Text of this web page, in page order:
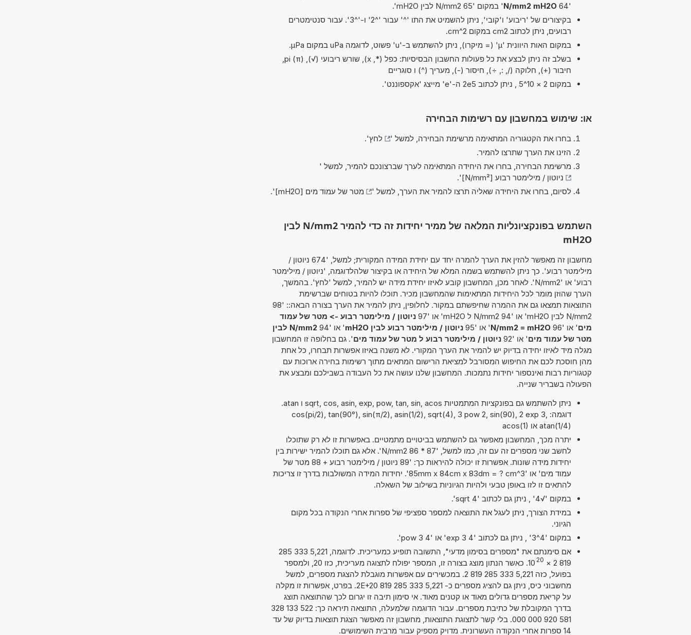
'64
N/mm2 mH2O' במקום '65 N/mm2 לבין mH2O'.
בקיצורים של 'ריבוע' ו'קובי', ניתן להשמיט את התו '^' עבור '^2' ו-'^3'. עבור סנטימטרים
רבועים, ניתן לכתוב cm2 במקום cm^2.
במקום האות היוונית 'µ' (= מיקרו), ניתן להשתמש ב-'u' פשוט, לדוגמה uPa במקום µPa.
חיבור (+), חלוקה (/, :, ÷), חיסור (-), מעריך (^) ו סוגריים
במקום 2 × 10^5 , ניתן לכתוב 2e5 ה-'e' מייצג 'אקספוננט'.
או: שימוש במחשבון עם רשימות הבחירה
בחרו את הקטגוריה המתאימה מרשימת הבחירה, למשל ' לחץ'.
הזינו את הערך שתרצו להמיר.
מרשימת הבחירה, בחרו את היחידה המתאימה לערך שברצונכם להמיר, למשל '
ניוטון / מילימטר רבוע [N/mm²]
'.
לסיום, בחרו את היחידה שאליה תרצו להמיר את הערך, למשל '
מטר של עמוד מים [mH2O] '.
השתמש בפונקציונליות המלאה של ממיר יחידות זה כדי להמיר N/mm2 לבין
mH2O
מחשבון זה מאפשר להזין את הערך להמרה יחד עם יחידת המידה המקורית; למשל, '674 ניוטון /
מילימטר רבוע'. כך ניתן להשתמש בשמה המלא של היחידה או בקיצור שלהלדוגמה, 'ניוטון / מילימטר
רבוע' או 'N/mm2'. לאחר מכן, המחשבון קובע לאיזו יחידת מידה יש להמיר, למשל 'לחץ'. בהמשך,
הערך שהוזן מומר לכל היחידות המתאימות שהמחשבון מכיר. תוכלו להיות בטוחים שברשימת
התוצאות תמצאו גם את ההמרה שחיפשתם במקור. לחלופין, ניתן להמיר את הערך בצורה הבאה:: '98
N/mm2 לבין mH2O' או '94 N/mm2 ל mH2O' או '97
ניוטון / מילימטר רבוע -> מטר של עמוד
מים' או '96 N/mm2 = mH2O' או '95 ניוטון / מילימטר רבוע לבין mH2O ' או '94
N/mm2 לבין
מטר של עמוד מים' או '92 ניוטון / מילימטר רבוע ל מטר של עמוד מים'. גם בחלופה זו המחשבון
מגלה מיד לאיזו יחידה בדיוק יש להמיר את הערך המקורי. לא משנה באיזו אפשרות תבחרו, כל אחת
מהן חוסכת לכם את החיפוש המסורבל למציאת הרישום המתאים מתוך רשימות בחירה ארוכות עם
קטגוריות רבות ואינספור יחידות נתמכות. המחשבון שלנו עושה את כל העבודה בשבילכם ומבצע את
הפעולה בשבריר שנייה.
ניתן להשתמש גם בפונקציות המתמטיות sqrt, cos, asin, exp, pow, tan, sin, acos ו atan.
דוגמה: cos(pi/2), tan(90°), sin(π/2), asin(1/2), sqrt(4), 3 pow 2, sin(90), 2 exp 3,
atan(1/4) או acos(1)
יתרה מכך, המחשבון מאפשר גם להשתמש בביטויים מתמטיים. באפשרות זו לא רק שתוכלו
לחשב שני מספרים זה עם זה, כמו למשל, '87 * 86 N/mm2'. אלא גם תוכלו להמיר ישירות בין
יחידות מידה שונות. אפשרות זו יכולה להיראות כך: '89 ניוטון / מילימטר רבוע + 88 מטר של
עמוד מים' או '85mm x 84cm x 83dm = ? cm^3'. יחידות המידה המשולבות בדרך זו צריכות
להתאים זו לזו באופן טבעי ולהיות הגיוניות בשילוב של השאלה.
במקום '√4' , ניתן גם לכתוב 'sqrt 4'.
במידת הצורך, ניתן לעגל את התוצאה למספר ספציפי של ספרות אחרי הנקודה בכל מקום
הגיוני.
במקום '4^3' , ניתן גם לכתוב '4 exp 3' או '4 pow 3'.
אם סימנתם את "מספרים בסימון מדעי", התשובה תופיע כמעריכית. לדוגמה, 5,221 333 285
819 2
×
10 20
. כאשר הנתון מוצג בצורה זו, המספר יפולח לתצוגה מעריכית, כזו 20, ולמספר
בפועל, כזה 5,221 333 285 819 2. במכשירים עם אפשרות מוגבלת להצגת מספרים, למשל
מחשבוני כיס, ניתן גם להציג מספרים כ- 5,221 333 285 819 2E+20. בפרט, אפשרות זו מקלה
על קריאת מספרים גדולים מאוד או קטנים מאוד. אי סימון תיבה זו יגרום לכך שהתוצאה תוצג
בדרך המקובלת של כתיבת מספרים. עבור הדוגמה שלמעלה, התוצאה תיראה כך: 522 133 328
581 920 000 000. בלי קשר לתצוגת התוצאות, מחשבון זה מאפשר הצגת תוצאות בדיוק של עד
14 ספרות אחרי הנקודה העשרונית. מדויק מספיק עבור מרבית השימושים.